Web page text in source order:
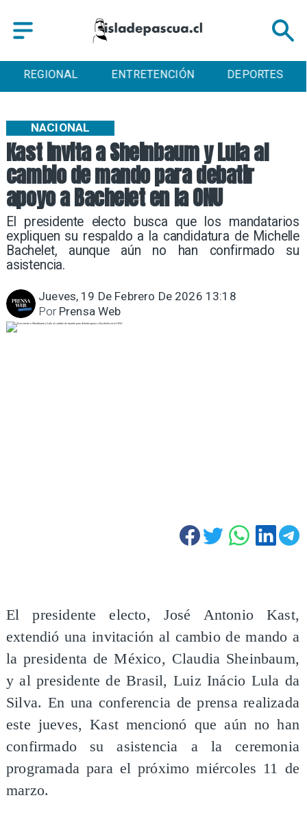
ENTRETENCIÓN DEPORTES CULTURA
Kast invita a Sheinbaum y Lula al
cambio de mando para debatir
apoyo a Bachelet en la ONU
El presidente electo busca que los mandatarios
expliquen su respaldo a la candidatura de Michelle
Bachelet, aunque aún no han confirmado su
asistencia.
NACIONAL
Jueves, 19 De Febrero De 2026 13:18
Prensa Web
Por
El presidente electo, José Antonio Kast,
extendió una invitación al cambio de mando a
la presidenta de México, Claudia Sheinbaum,
y al presidente de Brasil, Luiz Inácio Lula da
Silva. En una conferencia de prensa realizada
este jueves, Kast mencionó que aún no han
confirmado su asistencia a la ceremonia
programada para el próximo miércoles 11 de
marzo.